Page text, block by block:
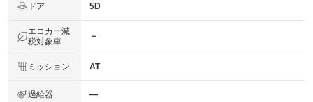
ドア 5D
エコカー減
税対象車
－
ミッション AT
過給器 ―